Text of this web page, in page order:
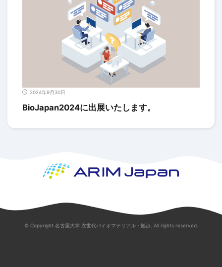
2024年9月30日
BioJapan2024に出展いたします。
© Copyright 名古屋大学 次世代バイオマテリアル・拠点. All rights reserved.